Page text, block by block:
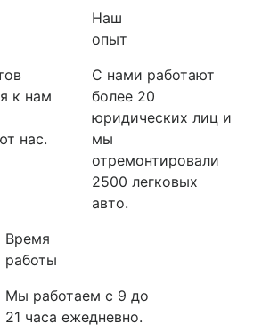
к нам
нас.
Наш
опыт
С нами работают
более 20
юридических лиц и
мы
отремонтировали
2500 легковых
авто.
Время
работы
Мы работаем с 9 до
21 часа ежедневно.